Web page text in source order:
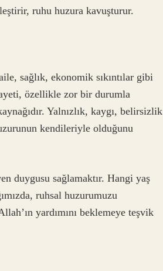
ruhu huzura kavuşturur.
sağlık, ekonomik sıkıntılar gibi
özellikle zor bir durumla
Yalnızlık, kaygı, belirsizlik
kendileriyle olduğunu
duygusu sağlamaktır. Hangi yaş
ruhsal huzurumuzu
yardımını beklemeye teşvik